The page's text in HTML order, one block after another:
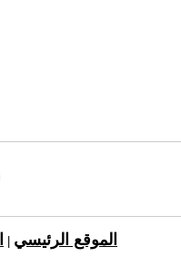
الموقع الرئيسي